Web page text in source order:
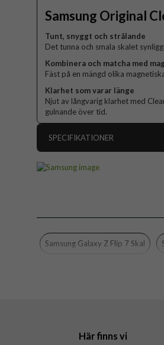
Samsung Original
Tunt, snyggt och strålande
Det tunna och smala skalet
Kombinera och matcha med
Fäst på en mängd olika
Klarhet som varar länge
Njut av långvarig klarhet med
gulnande över tid.
SPECIFIKATIONER
Egenskaper
Färg
Samsung Galaxy Z Flip 7 Skal
Här finns vi